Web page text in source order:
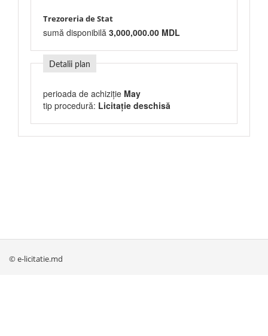
Trezoreria de Stat
sumă disponibilă 3,000,000.00 MDL
Detalii plan
perioada de achiziție May
tip procedură: Licitație deschisă
© e-licitatie.md